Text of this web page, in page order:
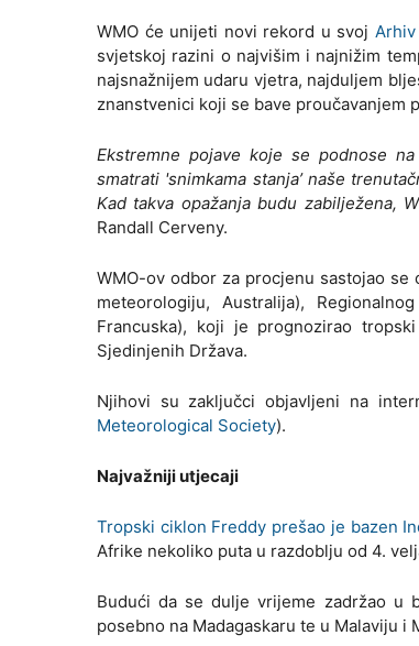
WMO će unijeti novi rekord u svoj
svjetskoj razini o najvišim i najnižim
najsnažnijem udaru vjetra, najduljem
znanstvenici koji se bave proučavanjem
Ekstremne pojave koje se podnose
smatrati 'snimkama stanja’ naše
Kad takva opažanja budu zabilježena,
Randall Cerveny.
WMO-ov odbor za procjenu sastojao
meteorologiju, Australija),
Francuska), koji je prognozirao
Sjedinjenih Država.
Njihovi su zaključci objavljeni na
Meteorological Society).
Najvažniji utjecaji
Tropski ciklon Freddy prešao je bazen
Afrike nekoliko puta u razdoblju od 4.
Budući da se dulje vrijeme zadržao u
posebno na Madagaskaru te u Malaviju i